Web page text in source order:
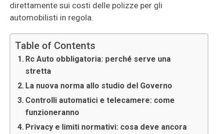
direttamente sui costi delle polizze per gli
automobilisti in regola.
Table of Contents
Rc Auto obbligatoria: perché serve una
stretta
La nuova norma allo studio del Governo
Controlli automatici e telecamere: come
funzioneranno
Privacy e limiti normativi: cosa deve ancora